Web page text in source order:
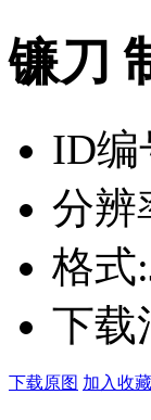
镰刀
ID编
分辨
格式:
下载
下载原图 加入收藏